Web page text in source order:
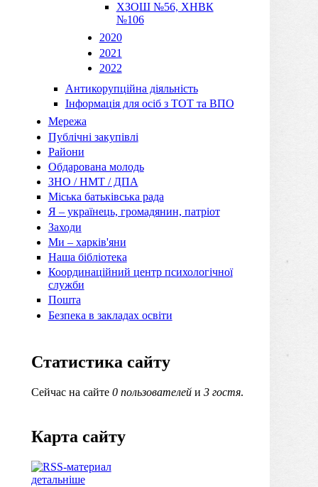
ХЗОШ №56, ХНВК
№106
2020
2021
2022
Антикорупційна діяльність
Інформація для осіб з ТОТ та ВПО
Мережа
Публічні закупівлі
Райони
Обдарована молодь
ЗНО / НМТ / ДПА
Міська батьківська рада
Я – українець, громадянин, патріот
Заходи
Ми – харків'яни
Наша бібліотека
Координаційний центр психологічної
служби
Пошта
Безпека в закладах освіти
Статистика сайту
Сейчас на сайте 0 пользователейи 3 гостя.
Карта сайту
детальніше